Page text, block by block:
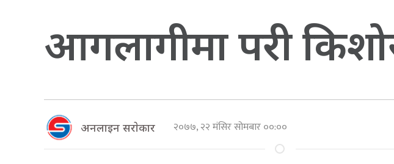
आगलागीमा परी
अनलाइन सराेकार २०७७, २२ मंसिर सोमबार ००:००